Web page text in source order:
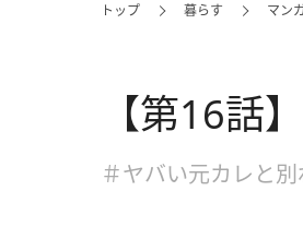
トップ 暮らす マン
【第16話
＃ヤバい元カレと